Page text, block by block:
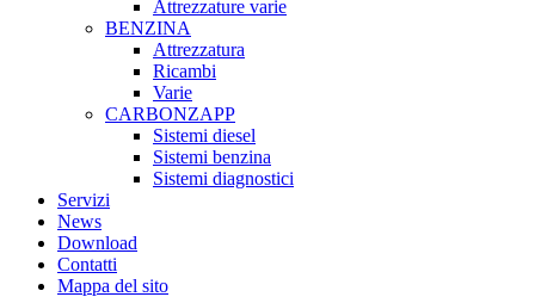
Attrezzature varie
BENZINA
Attrezzatura
Ricambi
Varie
CARBONZAPP
Sistemi diesel
Sistemi benzina
Sistemi diagnostici
Servizi
News
Download
Contatti
Mappa del sito